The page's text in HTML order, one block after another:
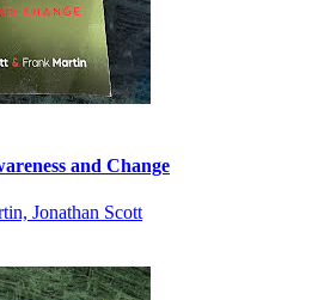
and Change
Jonathan Scott